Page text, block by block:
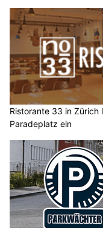
Ristorante 33 in Zürich
Paradeplatz ein